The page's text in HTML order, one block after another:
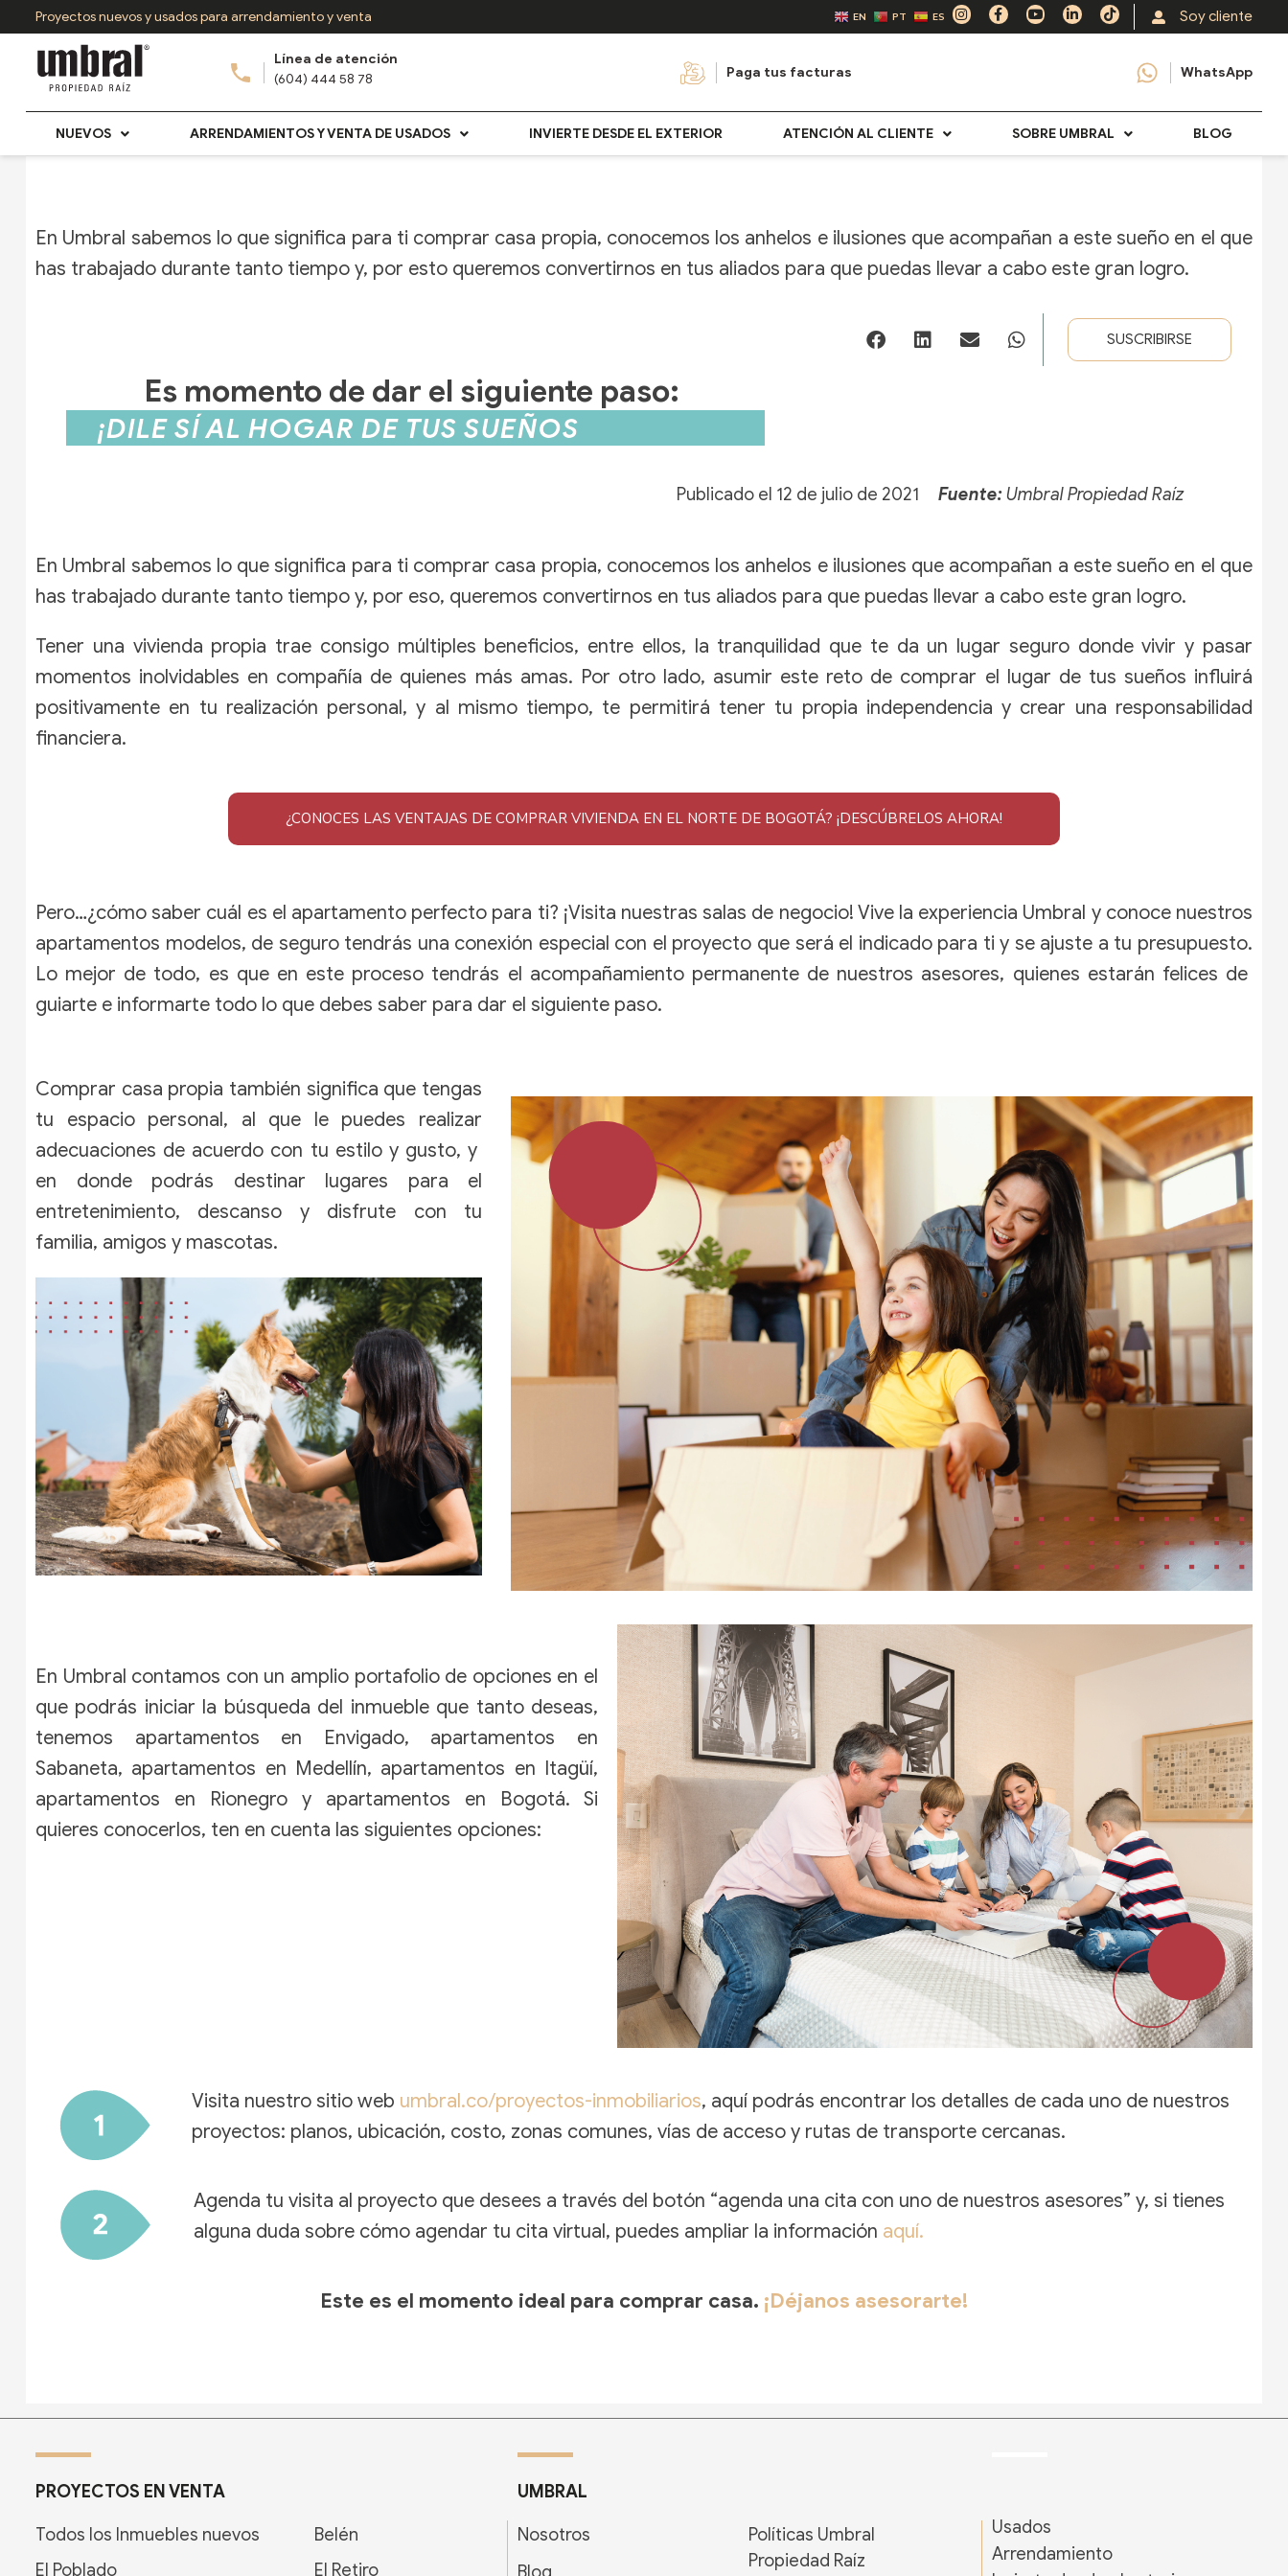
al
Proyectos nuevos y usados para arrendamiento y venta EN PT ES I
n
s
m
F
a
c
-
Y
o
u
L
i
n
-
i
n
T
i
k
Soy cliente
Línea de atención
(604) 444 58 78
Paga tus facturas WhatsApp
NUEVOS ARRENDAMIENTOS Y VENTA DE USADOS INVIERTE DESDE EL EXTERIOR ATENCIÓN AL CLIENTE SOBRE UMBRAL BLOG
En Umbral sabemos lo que significa para ti comprar casa propia, conocemos los anhelos e ilusiones que acompañan a este sueño en el que
has trabajado durante tanto tiempo y, por esto queremos convertirnos en tus aliados para que puedas llevar a cabo este gran logro.
SUSCRIBIRSE
Es momento de dar el siguiente paso:
¡DILE SÍ AL HOGAR DE TUS SUEÑOS
Publicado el 12 de julio de 2021 Fuente:Umbral Propiedad Raíz
En Umbral sabemos lo que significa para ti comprar casa propia, conocemos los anhelos e ilusiones que acompañan a este sueño en el que
has trabajado durante tanto tiempo y, por eso, queremos convertirnos en tus aliados para que puedas llevar a cabo este gran logro.
Tener una vivienda propia trae consigo múltiples beneficios, entre ellos, la tranquilidad que te da un lugar seguro donde vivir y pasar
momentos inolvidables en compañía de quienes más amas. Por otro lado, asumir este reto de comprar el lugar de tus sueños influirá
positivamente en tu realización personal, y al mismo tiempo, te permitirá tener tu propia independencia y crear una responsabilidad
financiera.
¿CONOCES LAS VENTAJAS DE COMPRAR VIVIENDA EN EL NORTE DE BOGOTÁ? ¡DESCÚBRELOS AHORA!
Pero…¿cómo saber cuál es el apartamento perfecto para ti? ¡Visita nuestras salas de negocio! Vive la experiencia Umbral y conoce nuestros
apartamentos modelos, de seguro tendrás una conexión especial con el proyecto que será el indicado para ti y se ajuste a tu presupuesto.
Lo mejor de todo, es que en este proceso tendrás el acompañamiento permanente de nuestros asesores, quienes estarán felices de
guiarte e informarte todo lo que debes saber para dar el siguiente paso.
Comprar casa propia también significa que tengas
tu espacio personal, al que le puedes realizar
adecuaciones de acuerdo con tu estilo y gusto, y
en donde podrás destinar lugares para el
entretenimiento, descanso y disfrute con tu
familia, amigos y mascotas.
En Umbral contamos con un amplio portafolio de opciones en el
que podrás iniciar la búsqueda del inmueble que tanto deseas,
tenemos apartamentos en Envigado, apartamentos en
Sabaneta, apartamentos en Medellín, apartamentos en Itagüí,
apartamentos en Rionegro y apartamentos en Bogotá. Si
quieres conocerlos, ten en cuenta las siguientes opciones:
Visita nuestro sitio web umbral.co/proyectos-inmobiliarios, aquí podrás encontrar los detalles de cada uno de nuestros
proyectos: planos, ubicación, costo, zonas comunes, vías de acceso y rutas de transporte cercanas.
Agenda tu visita al proyecto que desees a través del botón “agenda una cita con uno de nuestros asesores” y, si tienes
alguna duda sobre cómo agendar tu cita virtual, puedes ampliar la información aquí.
Este es el momento ideal para comprar casa. ¡Déjanos asesorarte!
PROYECTOS EN VENTA
Todos los Inmuebles nuevos
El Poblado
Belén
El Retiro
UMBRAL
Nosotros
Políticas Umbral
Propiedad Raíz
Usados
Arrendamiento